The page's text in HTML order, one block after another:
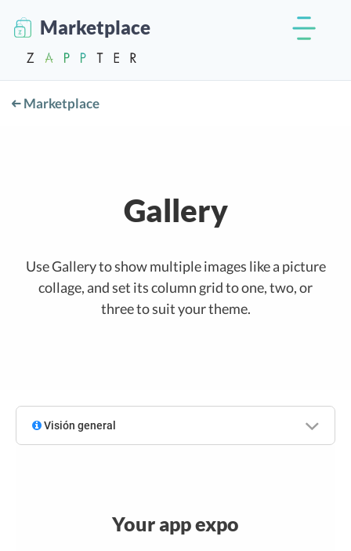
Marketplace
Marketplace
Gallery
Use Gallery to show multiple images like a picture
collage, and set its column grid to one, two, or
three to suit your theme.
Visión general
Your app expo